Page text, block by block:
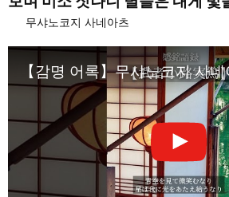
무샤노코지 사네아츠
【감명 어록】무샤노코지 사